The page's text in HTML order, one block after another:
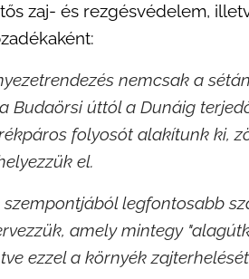
zaj- és rezgésvédelem,
nemcsak a
Budaörsi úttól a Dunáig
folyosót alakítunk ki,
el.
legfontosabb
amely mintegy
ezzel a környék